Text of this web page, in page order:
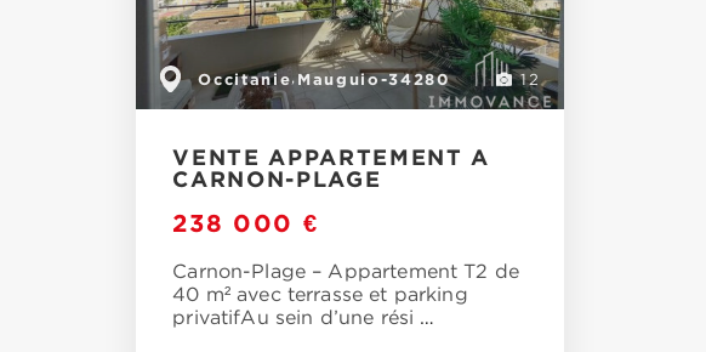
12
Occitanie, Mauguio-34280
VENTE APPARTEMENT A
CARNON-PLAGE
238 000 €
Carnon-Plage – Appartement T2 de
40 m² avec terrasse et parking
privatifAu sein d’une rési …